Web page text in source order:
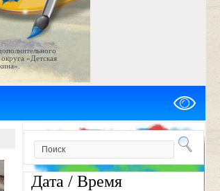
«Детская
Дата / Время